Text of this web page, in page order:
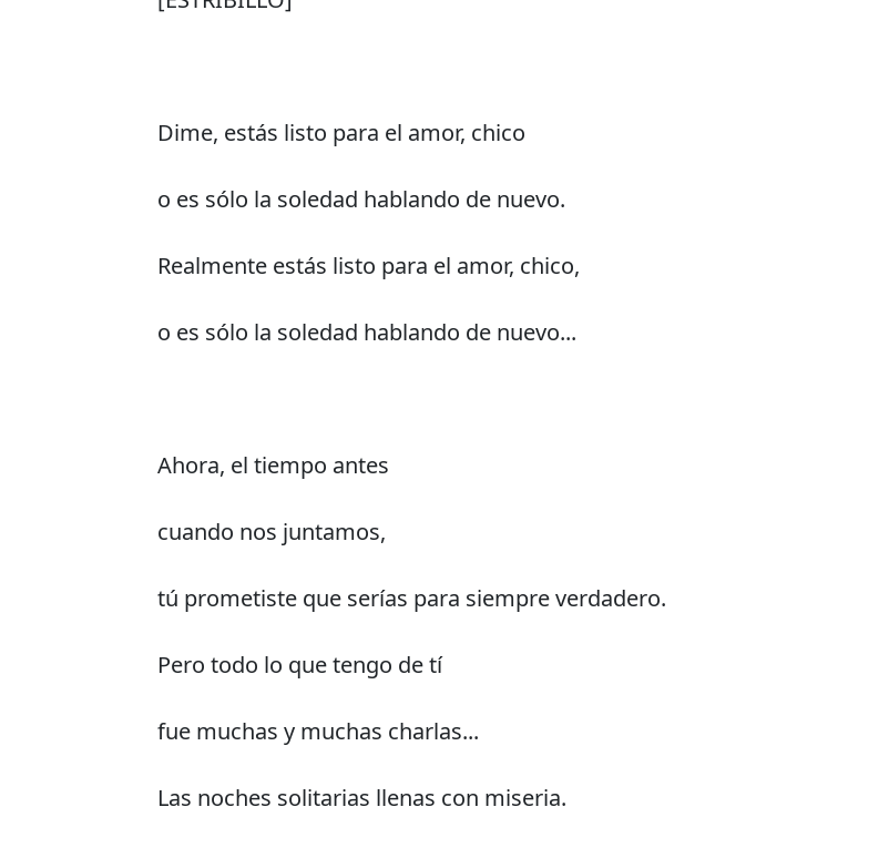
Dime, estás listo para el amor, chico
o es sólo la soledad hablando de nuevo.
Realmente estás listo para el amor, chico,
o es sólo la soledad hablando de nuevo...
Ahora, el tiempo antes
cuando nos juntamos,
tú prometiste que serías para siempre verdadero.
Pero todo lo que tengo de tí
fue muchas y muchas charlas...
Las noches solitarias llenas con miseria.